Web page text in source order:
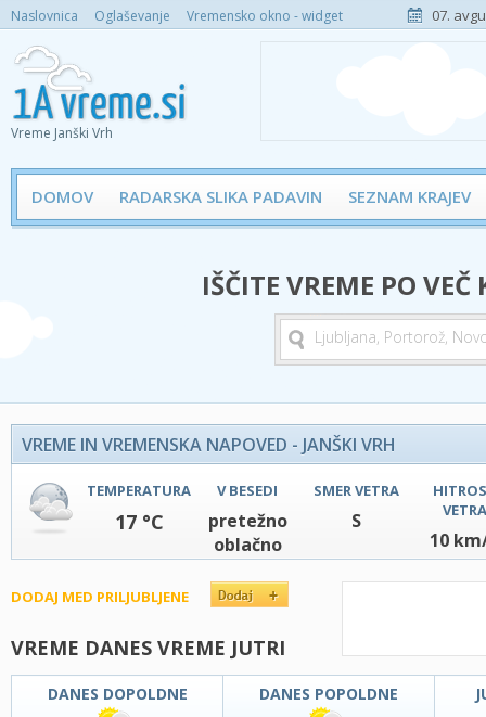
Naslovnica Oglaševanje Vremensko okno - widget 07.
Vreme Janški Vrh
DOMOV RADARSKA SLIKA PADAVIN SEZNAM KRAJEV
IŠČITE VREME PO
VREME IN VREMENSKA NAPOVED - JANŠKI VRH
TEMPERATURA
17 °C
V BESEDI
pretežno
oblačno
SMER VETRA
S
VETRA
10
DODAJ MED PRILJUBLJENE
VREME DANES VREME JUTRI
DANES DOPOLDNE DANES POPOLDNE